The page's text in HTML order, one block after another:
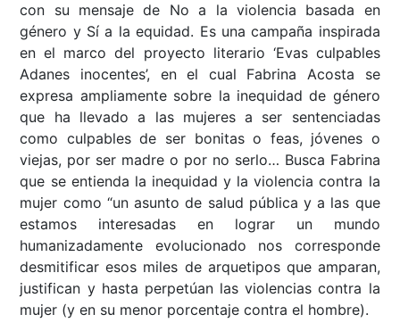
con su mensaje de No a la violencia basada en
género y Sí a la equidad. Es una campaña inspirada
en el marco del proyecto literario ‘Evas culpables
Adanes inocentes’, en el cual Fabrina Acosta se
expresa ampliamente sobre la inequidad de género
que ha llevado a las mujeres a ser sentenciadas
como culpables de ser bonitas o feas, jóvenes o
viejas, por ser madre o por no serlo… Busca Fabrina
que se entienda la inequidad y la violencia contra la
mujer como “un asunto de salud pública y a las que
estamos interesadas en lograr un mundo
humanizadamente evolucionado nos corresponde
desmitificar esos miles de arquetipos que amparan,
justifican y hasta perpetúan las violencias contra la
mujer (y en su menor porcentaje contra el hombre).